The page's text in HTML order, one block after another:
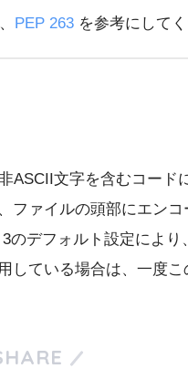
PEP 263を参考にしてく
ASCII文字を含むコード
ファイルの頭部にエン
のデフォルト設定によ
している場合は、一度こ